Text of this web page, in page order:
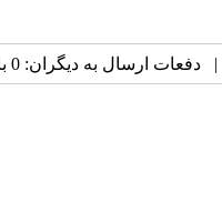
| دفعات ارسال به دیگران: 0 بار |